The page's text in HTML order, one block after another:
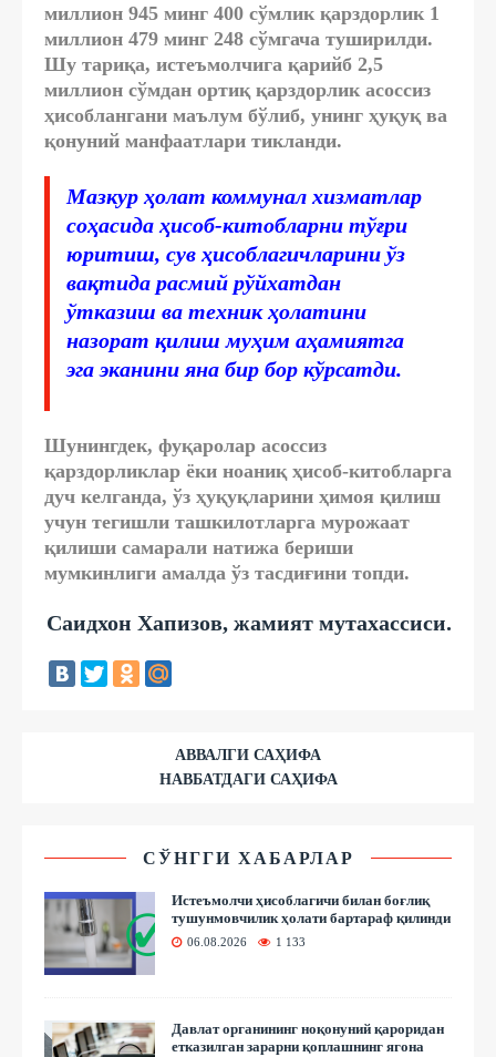
миллион 945 минг 400 сўмлик қарздорлик 1
миллион 479 минг 248 сўмгача туширилди.
Шу тариқа, истеъмолчига қарийб 2,5
миллион сўмдан ортиқ қарздорлик асоссиз
ҳисоблангани маълум бўлиб, унинг ҳуқуқ ва
қонуний манфаатлари тикланди.
Мазкур ҳолат коммунал хизматлар
соҳасида ҳисоб-китобларни тўғри
юритиш, сув ҳисоблагичларини ўз
вақтида расмий рўйхатдан
ўтказиш ва техник ҳолатини
назорат қилиш муҳим аҳамиятга
эга эканини яна бир бор кўрсатди.
Шунингдек, фуқаролар асоссиз
қарздорликлар ёки ноаниқ ҳисоб-китобларга
дуч келганда, ўз ҳуқуқларини ҳимоя қилиш
учун тегишли ташкилотларга мурожаат
қилиши самарали натижа бериши
мумкинлиги амалда ўз тасдиғини топди.
Саидхон Хапизов, жамият мутахассиси.
АВВАЛГИ САҲИФА
НАВБАТДАГИ САҲИФА
СЎНГГИ ХАБАРЛАР
Истеъмолчи ҳисоблагичи билан боғлиқ
тушунмовчилик ҳолати бартараф қилинди
06.08.2026 1 133
Давлат органининг ноқонуний қароридан
етказилган зарарни қоплашнинг ягона